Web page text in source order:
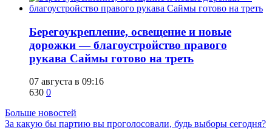
Берегоукрепление, освещение и новые
дорожки — благоустройство правого
рукава Саймы готово на треть
07 августа в 09:16
630 0
Больше новостей
За какую бы партию вы проголосовали, будь выборы сегодня?